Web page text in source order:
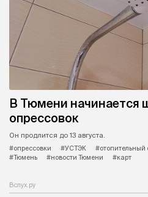
В Тюмени начинается
опрессовок
Он продлится до 13 августа.
#опрессовки
#УСТЭК #отопительный
#Тюмень
#новости Тюмени #карт
Вслух.ру